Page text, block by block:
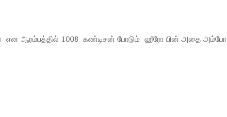
என ஆரம்பத்தில் 1008 கண்டிசன் போடும் ஹீரோ பின் அதை அம்போ